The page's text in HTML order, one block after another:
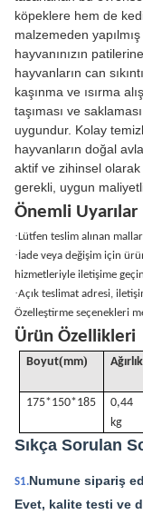
köpeklere hem de
malzemeden
hayvanınızın
hayvanların can
kaşınma ve ısırma
taşıması ve
uygundur. Kolay
hayvanların doğal
aktif ve zihinsel
gerekli, uygun
Önemli Uyarılar
·Lütfen teslim alınan
·İade veya değişim için
hizmetleriyle iletişime
·Açık teslimat adresi,
Özelleştirme seçenekleri
Ürün Özellikleri
Boyut(mm) Ağırlık
175*150*185
0,44
kg
Sıkça Sorulan
S1.Numune sipariş
Evet, kalite testi ve